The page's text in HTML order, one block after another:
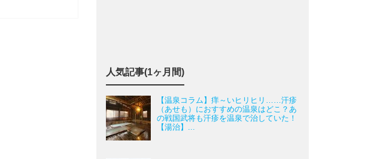
人気記事(1ヶ月間)
【温泉コラム】痒～いヒリヒリ……汗疹
（あせも）におすすめの温泉はどこ？あ
の戦国武将も汗疹を温泉で治していた！
【湯治】...